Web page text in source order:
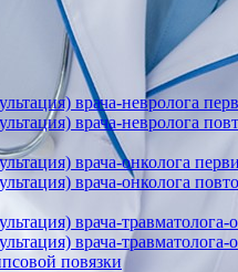
врача-невролога
врача-невролога
врача-онколога
врача-онколога
врача-
врача-
повязки